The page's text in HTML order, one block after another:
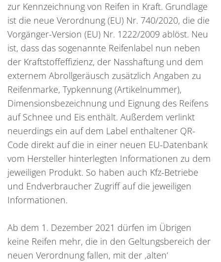
zur Kennzeichnung von Reifen in Kraft. Grundlage
ist die neue Verordnung (EU) Nr. 740/2020, die die
Vorgänger-Version (EU) Nr. 1222/2009 ablöst. Neu
ist, dass das sogenannte Reifenlabel nun neben
der Kraftstoffeffizienz, der Nasshaftung und dem
externem Abrollgeräusch zusätzlich Angaben zu
Reifenmarke, Typkennung (Artikelnummer),
Dimensionsbezeichnung und Eignung des Reifens
auf Schnee und Eis enthält. Außerdem verlinkt
neuerdings ein auf dem Label enthaltener QR-
Code direkt auf die in einer neuen EU-Datenbank
vom Hersteller hinterlegten Informationen zu dem
jeweiligen Produkt. So haben auch Kfz-Betriebe
und Endverbraucher Zugriff auf die jeweiligen
Informationen.
Ab dem 1. Dezember 2021 dürfen im Übrigen
keine Reifen mehr, die in den Geltungsbereich der
neuen Verordnung fallen, mit der ‚alten‘